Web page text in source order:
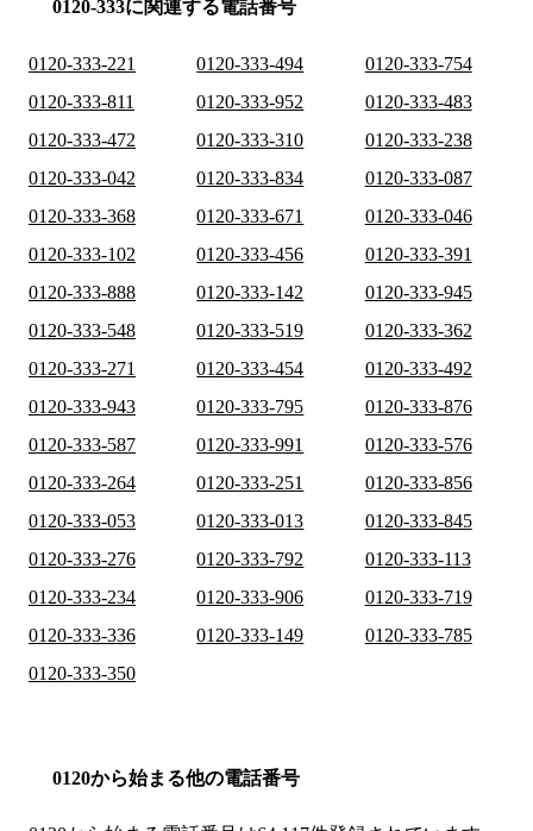
0120-333に関連する電話番号
0120-333-221 0120-333-494
0120-333-754
0120-333-811
0120-333-952
0120-333-483
0120-333-472
0120-333-310
0120-333-238
0120-333-042
0120-333-834
0120-333-087
0120-333-368
0120-333-671
0120-333-046
0120-333-102
0120-333-456
0120-333-391
0120-333-888
0120-333-142
0120-333-945
0120-333-548
0120-333-519
0120-333-362
0120-333-271
0120-333-454
0120-333-492
0120-333-943
0120-333-795
0120-333-876
0120-333-587
0120-333-991
0120-333-576
0120-333-264
0120-333-251
0120-333-856
0120-333-053
0120-333-013
0120-333-845
0120-333-276
0120-333-792
0120-333-113
0120-333-234
0120-333-906
0120-333-719
0120-333-336
0120-333-149
0120-333-785
0120-333-350
0120から始まる他の電話番号